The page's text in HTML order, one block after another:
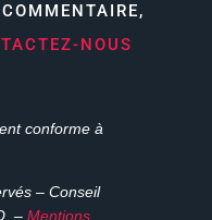
NOUS
conforme à
– Conseil
– Mentions